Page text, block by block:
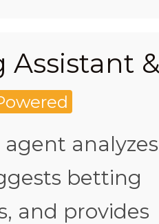
Assistant
analyzes
betting
and provides